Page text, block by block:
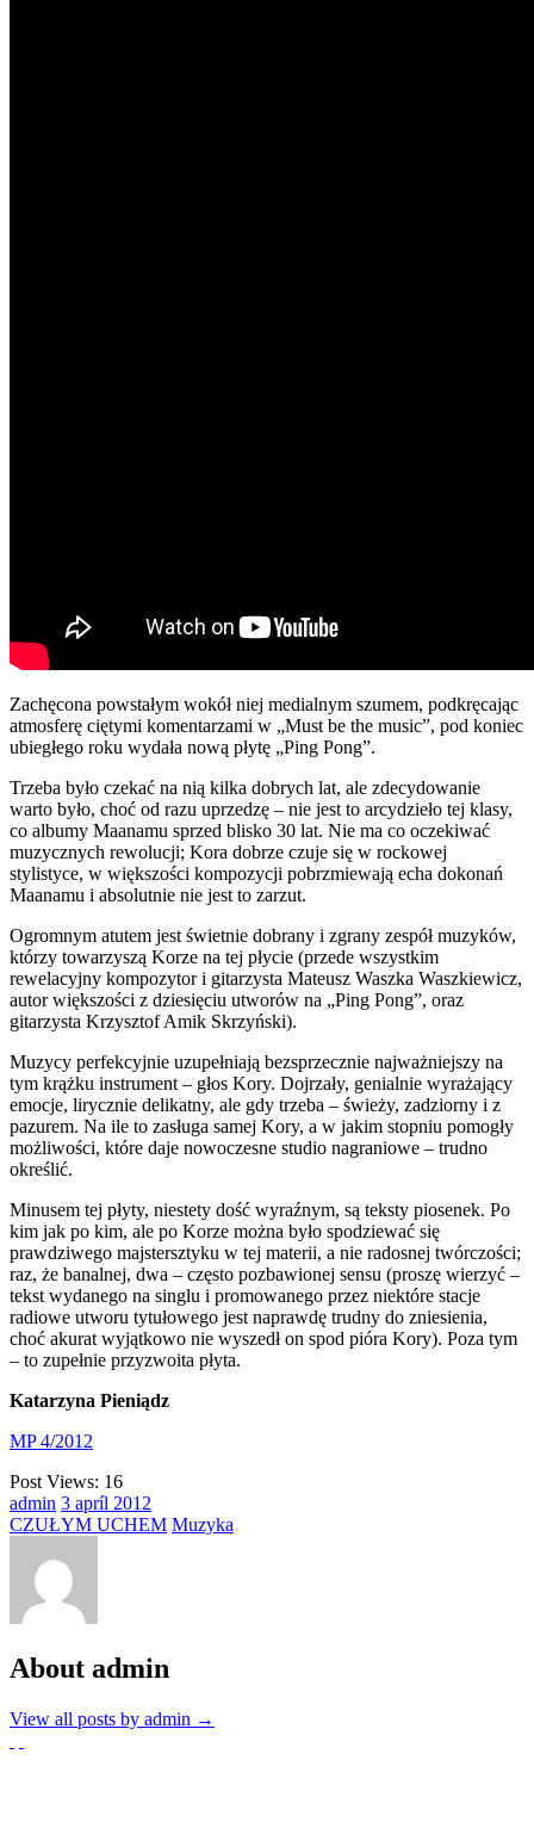
Zachęcona powstałym wokół niej medialnym szumem, podkręcając
atmosferę ciętymi komentarzami w „Must be the music”, pod koniec
ubiegłego roku wydała nową płytę „Ping Pong”.
Trzeba było czekać na nią kilka dobrych lat, ale zdecydowanie
warto było, choć od razu uprzedzę – nie jest to arcydzieło tej klasy,
co albumy Maanamu sprzed blisko 30 lat. Nie ma co oczekiwać
muzycznych rewolucji; Kora dobrze czuje się w rockowej
stylistyce, w większości kompozycji pobrzmiewają echa dokonań
Maanamu i absolutnie nie jest to zarzut.
Ogromnym atutem jest świetnie dobrany i zgrany zespół muzyków,
którzy towarzyszą Korze na tej płycie (przede wszystkim
rewelacyjny kompozytor i gitarzysta Mateusz Waszka Waszkiewicz,
autor większości z dziesięciu utworów na „Ping Pong”, oraz
gitarzysta Krzysztof Amik Skrzyński).
Muzycy perfekcyjnie uzupełniają bezsprzecznie najważniejszy na
tym krążku instrument – głos Kory. Dojrzały, genialnie wyrażający
emocje, lirycznie delikatny, ale gdy trzeba – świeży, zadziorny i z
pazurem. Na ile to zasługa samej Kory, a w jakim stopniu pomogły
możliwości, które daje nowoczesne studio nagraniowe – trudno
określić.
Minusem tej płyty, niestety dość wyraźnym, są teksty piosenek. Po
kim jak po kim, ale po Korze można było spodziewać się
prawdziwego majstersztyku w tej materii, a nie radosnej twórczości;
raz, że banalnej, dwa – często pozbawionej sensu (proszę wierzyć –
tekst wydanego na singlu i promowanego przez niektóre stacje
radiowe utworu tytułowego jest naprawdę trudny do zniesienia,
choć akurat wyjątkowo nie wyszedł on spod pióra Kory). Poza tym
– to zupełnie przyzwoita płyta.
Katarzyna Pieniądz
MP 4/2012
Post Views: 16
admin 3 apríl 2012
CZUŁYM UCHEM Muzyka
About admin
View all posts by admin →